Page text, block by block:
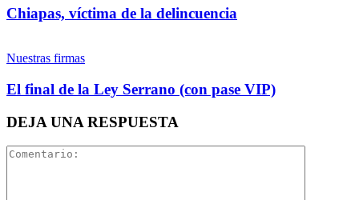
Chiapas, víctima de la delincuencia
Nuestras firmas
El final de la Ley Serrano (con pase VIP)
DEJA UNA RESPUESTA